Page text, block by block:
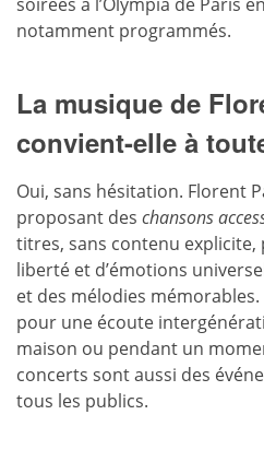
notamment programmés.
La musique de
convient-elle à
Oui, sans hésitation. Florent
proposant des chansons
titres, sans contenu explicite,
liberté et d’émotions
et des mélodies
pour une écoute
maison ou pendant un
concerts sont aussi des
tous les publics.